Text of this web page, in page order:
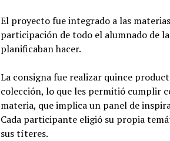
El proyecto fue integrado a las
participación de todo el alumnado de
planificaban hacer.
La consigna fue realizar quince
colección, lo que les permitió cumplir
materia, que implica un panel de
Cada participante eligió su propia
sus títeres.